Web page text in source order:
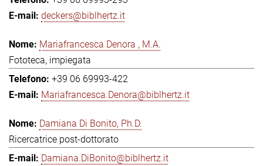
deckers@biblhertz.it
Mariafrancesca Denora , M.A.
Fototeca, impiegata
+39 06 69993-422
Mariafrancesca.Denora@biblhertz.it
Damiana Di Bonito, Ph.D.
Ricercatrice post-dottorato
Damiana.DiBonito@biblhertz.it